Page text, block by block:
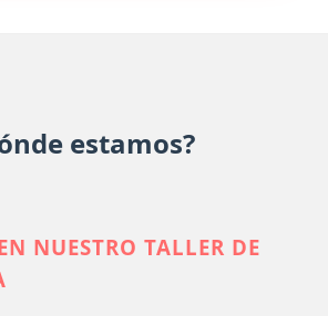
estamos?
NUESTRO TALLER DE